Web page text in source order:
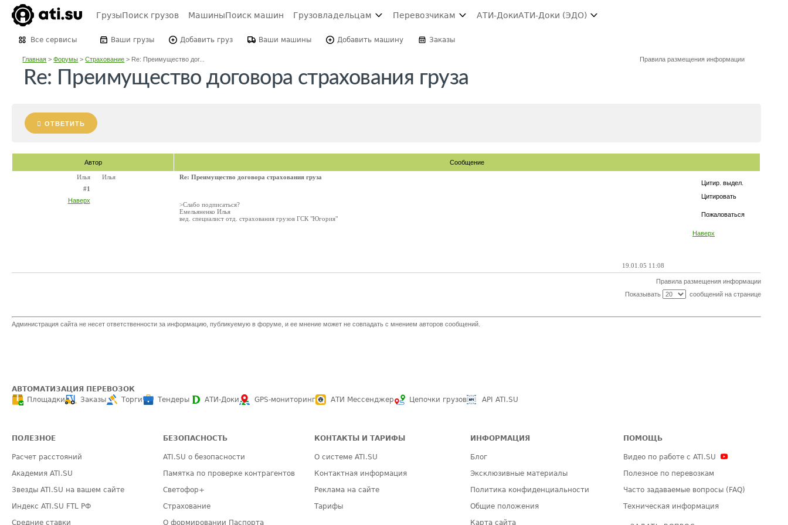
ГрузыПоиск грузов МашиныПоиск машин Грузовладельцам Перевозчикам АТИ-ДокиАТИ-Доки (ЭДО)
Все сервисы Ваши грузы Добавить груз Ваши машины Добавить машину Заказы
Главная >Форумы >Страхование > Re: Преимущество дог... Правила размещения информации
Re: Преимущество договора страхования груза
ОТВЕТИТЬ
Автор Сообщение
Цитир. выдел.
Цитировать
Пожаловаться
Наверх
Илья
#1
Наверх
Илья Re: Преимущество договора страхования груза
>Слабо подписаться?
Емельяненко Илья
вед. специалист отд. страхования грузов ГСК "Югория"
19.01.05 11:08
Правила размещения информации
Показывать
сообщений на странице
Администрация сайта не несет ответственности за информацию, публикуемую в форуме, и ее мнение может не совпадать с мнением авторов сообщений.
АВТОМАТИЗАЦИЯ ПЕРЕВОЗОК
Площадки
Заказы Торги Тендеры АТИ-Доки GPS-мониторинг АТИ Мессенджер Цепочки грузов API ATI.SU
ПОЛЕЗНОЕ
Расчет расстояний
Академия ATI.SU
Звезды ATI.SU на вашем сайте
Индекс ATI.SU FTL РФ
Средние ставки
БЕЗОПАСНОСТЬ
ATI.SU о безопасности
Памятка по проверке контрагентов
Светофор+
Страхование
О формировании Паспорта
КОНТАКТЫ И ТАРИФЫ
О системе ATI.SU
Контактная информация
Реклама на сайте
Тарифы
ИНФОРМАЦИЯ
Блог
Эксклюзивные материалы
Политика конфиденциальности
Общие положения
Карта сайта
ПОМОЩЬ
Видео по работе с ATI.SU
Полезное по перевозкам
Часто задаваемые вопросы (FAQ)
Техническая информация